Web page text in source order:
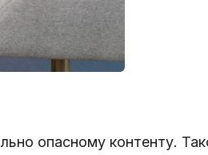
опасному контенту.